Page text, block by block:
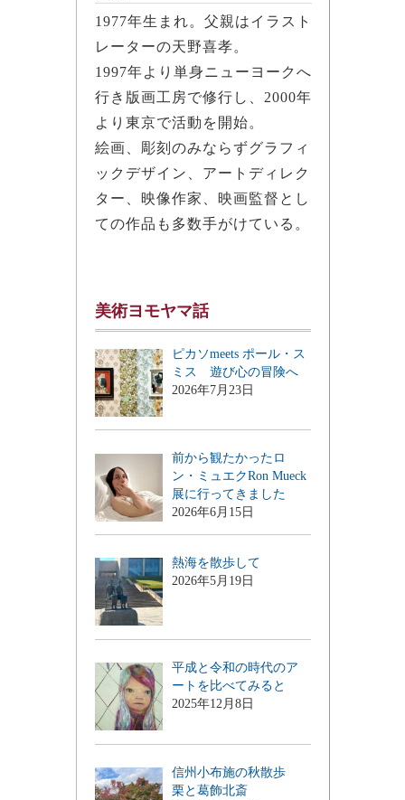
1977年生まれ。父親はイラスト
レーターの天野喜孝。
1997年より単身ニューヨークへ
行き版画工房で修行し、2000年
より東京で活動を開始。
絵画、彫刻のみならずグラフィ
ックデザイン、アートディレク
ター、映像作家、映画監督とし
ての作品も多数手がけている。
美術ヨモヤマ話
ピカソmeets ポール・ス
ミス 遊び心の冒険へ
2026年7月23日
前から観たかったロ
ン・ミュエクRon Mueck
展に行ってきました
2026年6月15日
熱海を散歩して
2026年5月19日
平成と令和の時代のア
ートを比べてみると
2025年12月8日
信州小布施の秋散歩
栗と葛飾北斎